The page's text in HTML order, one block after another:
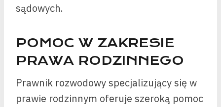
sądowych.
POMOC W ZAKRESIE
PRAWA RODZINNEGO
Prawnik rozwodowy specjalizujący się w
prawie rodzinnym oferuje szeroką pomoc